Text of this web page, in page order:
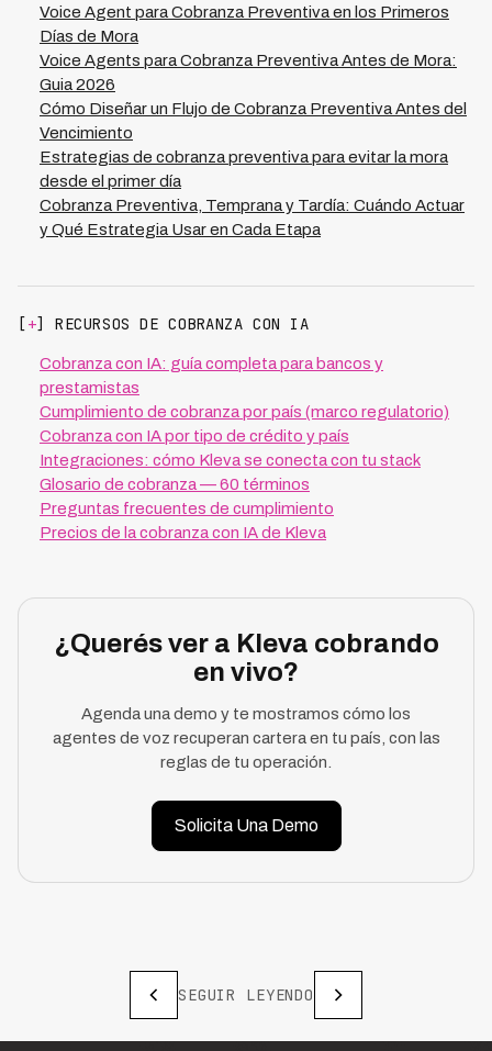
automáticamente la calidad de la transición y ajustando
estrategias en tiempo real para mantener tasas de
recuperación del 73%, minimizando la fricción inherente
a cambios de equipo.
Voice Agent para Cobranza Preventiva en los Primeros
Días de Mora
Voice Agents para Cobranza Preventiva Antes de Mora:
Guia 2026
Cómo Diseñar un Flujo de Cobranza Preventiva Antes del
Vencimiento
Estrategias de cobranza preventiva para evitar la mora
desde el primer día
Cobranza Preventiva, Temprana y Tardía: Cuándo Actuar
y Qué Estrategia Usar en Cada Etapa
[+] RECURSOS DE COBRANZA CON IA
Cobranza con IA: guía completa para bancos y
prestamistas
Cumplimiento de cobranza por país (marco regulatorio)
Cobranza con IA por tipo de crédito y país
Integraciones: cómo Kleva se conecta con tu stack
Glosario de cobranza — 60 términos
Preguntas frecuentes de cumplimiento
Precios de la cobranza con IA de Kleva
¿Querés ver a Kleva cobrando
en vivo?
Agenda una demo y te mostramos cómo los
agentes de voz recuperan cartera en tu país, con las
reglas de tu operación.
Solicita Una Demo
SEGUIR LEYENDO